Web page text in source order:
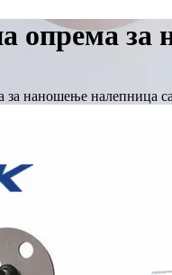
опрема
за наношење налепница